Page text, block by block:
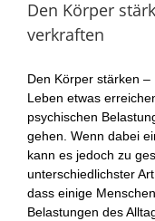
Den Körper
verkraften
Den Körper stärken
Leben etwas
psychischen
gehen. Wenn dabei
kann es jedoch zu
unterschiedlichster
dass einige
Belastungen des